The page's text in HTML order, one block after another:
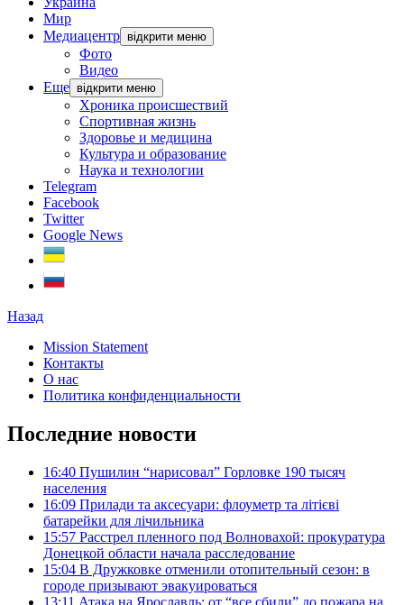
Мир
Медиацентр відкрити меню
Фото
Видео
Еще відкрити меню
Хроника происшествий
Спортивная жизнь
Здоровье и медицина
Культура и образование
Наука и технологии
Telegram
Facebook
Twitter
Google News
Назад
Mission Statement
Контакты
О нас
Политика конфиденциальности
Последние новости
16:40 Пушилин “нарисовал” Горловке 190 тысяч
населения
16:09 Прилади та аксесуари: флоуметр та літієві
батарейки для лічильника
15:57 Расстрел пленного под Волновахой: прокуратура
Донецкой области начала расследование
15:04 В Дружковке отменили отопительный сезон: в
городе призывают эвакуироваться
13:11 Атака на Ярославль: от “все сбили” до пожара на